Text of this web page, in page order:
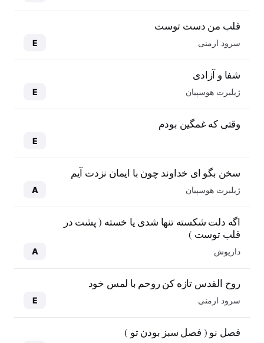
قلب من دست توست
سرود ارمنی E
شفا و آزادی
ژیلبرت هوسپیان E
وقتی که غمگین بودم
E
سخن بگو ای خداوند چون با ایمان نزدت آیم
ژیلبرت هوسپیان A
اگه دلت شکسته تنها شدی یا خسته ( پشت در
قلب توست )
داریوش A
روح القدس تازه کن روحم با لمس خود
سرود ارمنی E
فصل نو ( فصل سبز بودن تو )